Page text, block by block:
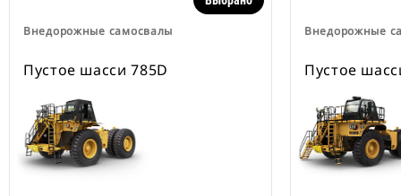
Внедорожные самосвалы
Пустое шасси 785D
Внедорожные
Пустое